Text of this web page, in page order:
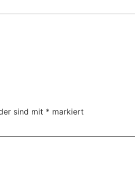
sind mit * markiert